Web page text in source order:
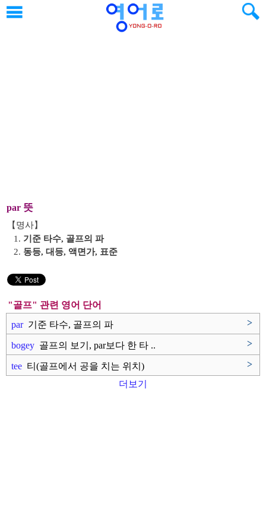
par 뜻
【명사】
1. 기준 타수, 골프의 파
2. 동등, 대등, 액면가, 표준
"골프" 관련 영어 단어
par기준 타수, 골프의 파 >
bogey 골프의 보기, par보다 한 타 .. >
tee 티(골프에서 공을 치는 위치)
>
더보기